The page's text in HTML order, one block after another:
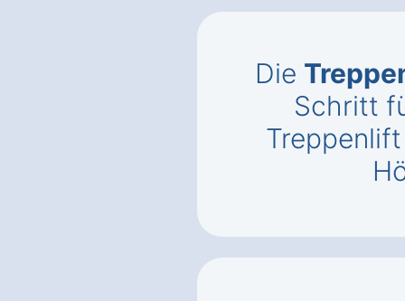
Die
Schritt